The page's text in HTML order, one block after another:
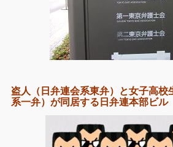
盗人（日弁連会系東弁）と女子高校
系一弁）が同居する日弁連本部ビル